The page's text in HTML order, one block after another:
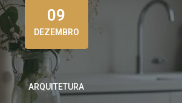
09
DEZEMBRO
ARQUITETURA